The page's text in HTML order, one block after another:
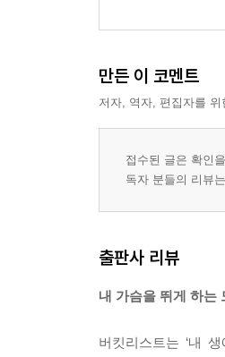
만든 이 코멘트
저자, 역자, 편집자를
접수된 글은 확인
독자 분들의 리뷰
출판사 리뷰
내 가슴을 뛰게 하는
버킷리스트는 ‘내